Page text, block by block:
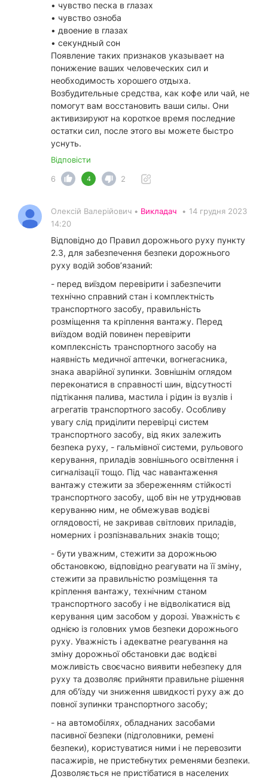
• чувство песка в глазах
• чувство озноба
• двоение в глазах
• секундный сон
Появление таких признаков указывает на
понижение ваших человеческих сил и
необходимость хорошего отдыха.
Возбудительные средства, как кофе или чай, не
помогут вам восстановить ваши силы. Они
активизируют на короткое время последние
остатки сил, после этого вы можете быстро
уснуть.
Відповісти
6
4 2
Олексій Валерійович • Викладач • 14 грудня 2023
14:20
Відповідно до Правил дорожнього руху пункту
2.3, для забезпечення безпеки дорожнього
руху водій зобов’язаний:
- перед виїздом перевірити і забезпечити
технічно справний стан і комплектність
транспортного засобу, правильність
розміщення та кріплення вантажу. Перед
виїздом водій повинен перевірити
комплексність транспортного засобу на
наявність медичної аптечки, вогнегасника,
знака аварійної зупинки. Зовнішнім оглядом
переконатися в справності шин, відсутності
підтікання палива, мастила і рідин із вузлів і
агрегатів транспортного засобу. Особливу
увагу слід приділити перевірці систем
транспортного засобу, від яких залежить
безпека руху, - гальмівної системи, рульового
керування, приладів зовнішнього освітлення і
сигналізації тощо. Під час навантаження
вантажу стежити за збереженням стійкості
транспортного засобу, щоб він не утруднював
керуванню ним, не обмежував водієві
оглядовості, не закривав світлових приладів,
номерних і розпізнавальних знаків тощо;
- бути уважним, стежити за дорожньою
обстановкою, відповідно реагувати на її зміну,
стежити за правильністю розміщення та
кріплення вантажу, технічним станом
транспортного засобу і не відволікатися від
керування цим засобом у дорозі. Уважність є
однією із головних умов безпеки дорожнього
руху. Уважність і адекватне реагування на
зміну дорожньої обстановки дає водієві
можливість своєчасно виявити небезпеку для
руху та дозволяє прийняти правильне рішення
для об'їзду чи зниження швидкості руху аж до
повної зупинки транспортного засобу;
- на автомобілях, обладнаних засобами
пасивної безпеки (підголовники, ремені
безпеки), користуватися ними і не перевозити
пасажирів, не пристебнутих ременями безпеки.
Дозволяється не пристібатися в населених